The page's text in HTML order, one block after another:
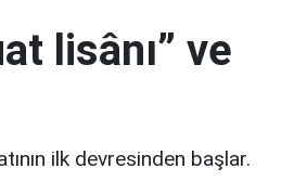
lisânı” ve
ilk devresinden başlar.